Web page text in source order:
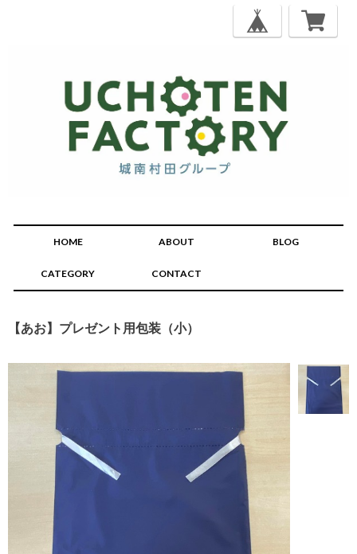
HOME ABOUT BLOG
CATEGORY CONTACT
【あお】プレゼント用包装（小）